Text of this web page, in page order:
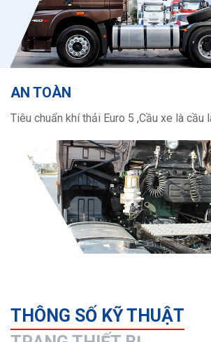
AN TOÀN
Tiêu chuẩn khí thải Euro 5 ,Cầu xe là cầu
THÔNG SỐ KỸ THUẬT